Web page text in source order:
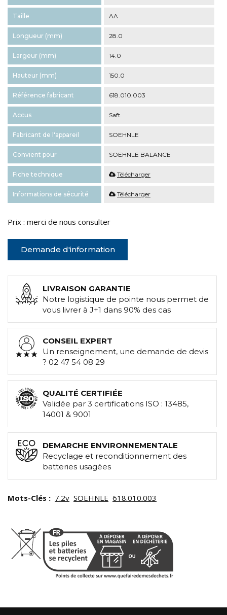
Taille AA
Longueur (mm) 28.0
Largeur (mm) 14.0
Hauteur (mm) 150.0
Référence fabricant 618.010.003
Accus Saft
Fabricant de l'appareil SOEHNLE
Convient pour SOEHNLE BALANCE
Fiche technique Télécharger
Informations de sécurité Télécharger
Prix : merci de nous consulter
Demande d'information
LIVRAISON GARANTIE
Notre logistique de pointe nous permet de
vous livrer à J+1 dans 90% des cas
CONSEIL EXPERT
Un renseignement, une demande de devis
? 02 47 54 08 29
QUALITÉ CERTIFIÉE
Validée par 3 certifications ISO : 13485,
14001 & 9001
DEMARCHE ENVIRONNEMENTALE
Recyclage et reconditionnement des
batteries usagées
Mots-Clés : 7.2v SOEHNLE 618.010.003